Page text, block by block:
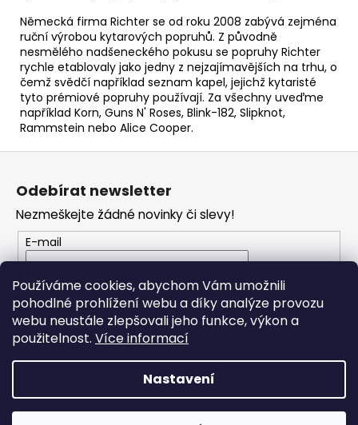
Používáme cookies, abychom Vám umožnili
pohodlné prohlížení webu a díky analýze provozu
webu neustále zlepšovali jeho funkce, výkon a
použitelnost. Více informací
Nastavení
Německá firma Richter se od roku 2008 zabývá zejména
ruční výrobou kytarových popruhů. Z původně
nesmělého nadšeneckého pokusu se popruhy Richter
rychle etablovaly jako jedny z nejzajímavějších na trhu, o
čemž svědčí například seznam kapel, jejichž kytaristé
tyto prémiové popruhy používají. Za všechny uveďme
například Korn, Guns N' Roses, Blink-182, Slipknot,
Rammstein nebo Alice Cooper.
Z
í
Odebírat newsletter
Nezmeškejte žádné novinky či slevy!
E-mail
Vložením e-mailu souhlasíte s podmínkami
ochrany osobních údajů
PŘIHLÁSIT SE